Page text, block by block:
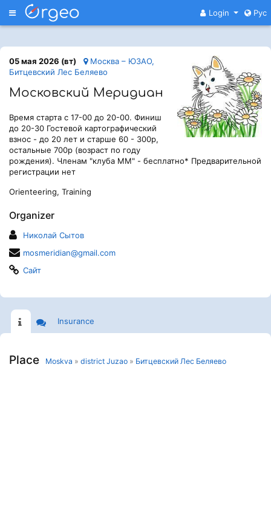
Меню Login Рус
05 мая 2026 (вт)
Москва – ЮЗАО,
Битцевский Лес Беляево
Московский Меридиан
Время старта с 17-00 до 20-00. Финиш
до 20-30 Гостевой картографический
взнос - до 20 лет и старше 60 - 300р,
остальные 700р (возраст по году
рождения). Членам "клуба ММ" - бесплатно* Предварительной
регистрации нет
Orienteering, Training
Organizer
Николай Сытов
mosmeridian@gmail.com
Сайт
Insurance
Place Moskva » district Juzao » Битцевский Лес Беляево